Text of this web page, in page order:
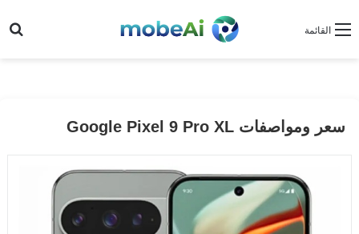
القائمة
سعر ومواصفات Google Pixel 9 Pro XL